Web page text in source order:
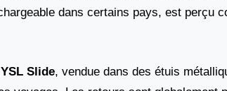
dans certains pays, est perçu
YSL Slide, vendue dans des étuis